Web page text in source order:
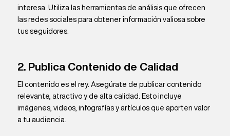
interesa. Utiliza las herramientas de análisis que ofrecen
las redes sociales para obtener información valiosa sobre
tus seguidores.
2. Publica Contenido de Calidad
El contenido es el rey. Asegúrate de publicar contenido
relevante, atractivo y de alta calidad. Esto incluye
imágenes, videos, infografías y artículos que aporten valor
a tu audiencia.